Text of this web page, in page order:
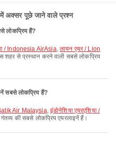
अक्सर पूछे जाने वाले प्रश्न
लोकप्रिय हैं?
/ Indonesia AirAsia,लायन एयर / Lion
शहर से प्रस्थान करने वाली सबसे लोकप्रिय
सबसे लोकप्रिय हैं?
Air Malaysia,इंडोनेशिया एयरएशिया /
की सबसे लोकप्रिय एयरलाइनें हैं।